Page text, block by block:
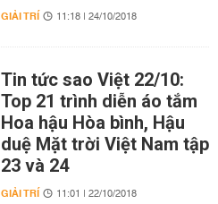
GIẢI TRÍ 11:18 | 24/10/2018
Tin tức sao Việt 22/10:
Top 21 trình diễn áo tắm
Hoa hậu Hòa bình, Hậu
duệ Mặt trời Việt Nam tập
23 và 24
GIẢI TRÍ 11:01 | 22/10/2018